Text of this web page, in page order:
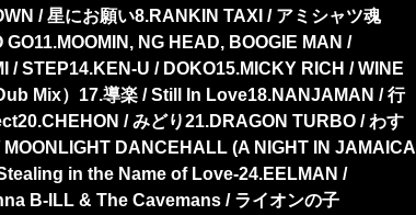
/ 星にお願い8.RANKIN TAXI / アミシャツ魂
NG HEAD, BOOGIE MAN /
STEP14.KEN-U / DOKO15.MICKY RICH / WINE
Mix）17.導楽 / Still In Love18.NANJAMAN / 行
/ みどり21.DRAGON TURBO / わす
DANCEHALL (A NIGHT IN JAMAICA
in the Name of Love-24.EELMAN /
B-ILL & The Cavemans / ライオンの子